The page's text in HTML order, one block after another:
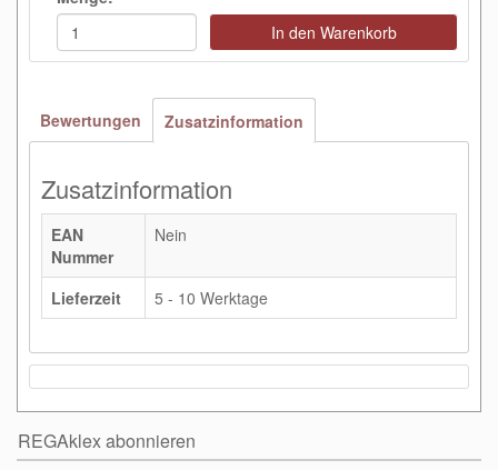
In den Warenkorb
Bewertungen Zusatzinformation
Zusatzinformation
EAN
Nummer
Nein
Lieferzeit 5 - 10 Werktage
REGAklex abonnieren